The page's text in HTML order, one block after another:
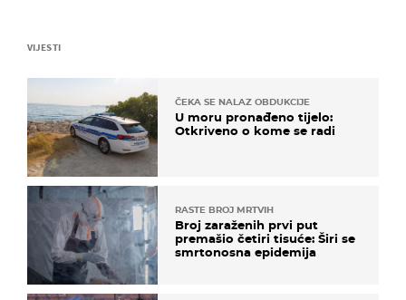
VIJESTI
ČEKA SE NALAZ OBDUKCIJE
U moru pronađeno tijelo:
Otkriveno o kome se radi
RASTE BROJ MRTVIH
Broj zaraženih prvi put
premašio četiri tisuće: Širi se
smrtonosna epidemija